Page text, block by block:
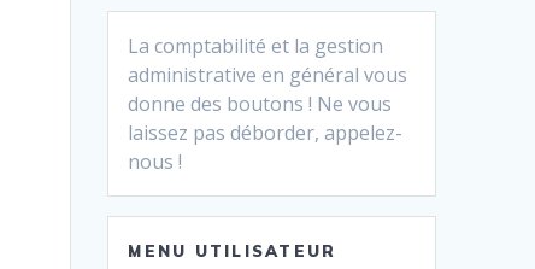
La comptabilité et la gestion
administrative en général vous
donne des boutons ! Ne vous
laissez pas déborder, appelez-
nous !
MENU UTILISATEUR